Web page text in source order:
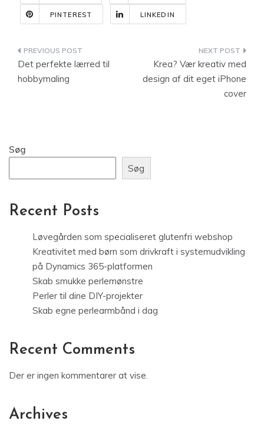
PINTEREST LINKEDIN
Indlægsnavigation
Det perfekte lærred til
hobbymaling
Krea? Vær kreativ med
design af dit eget iPhone
cover
Søg
Søg
Recent Posts
Løvegården som specialiseret glutenfri webshop
Kreativitet med børn som drivkraft i systemudvikling
på Dynamics 365-platformen
Skab smukke perlemønstre
Perler til dine DIY-projekter
Skab egne perlearmbånd i dag
Recent Comments
Der er ingen kommentarer at vise.
Archives